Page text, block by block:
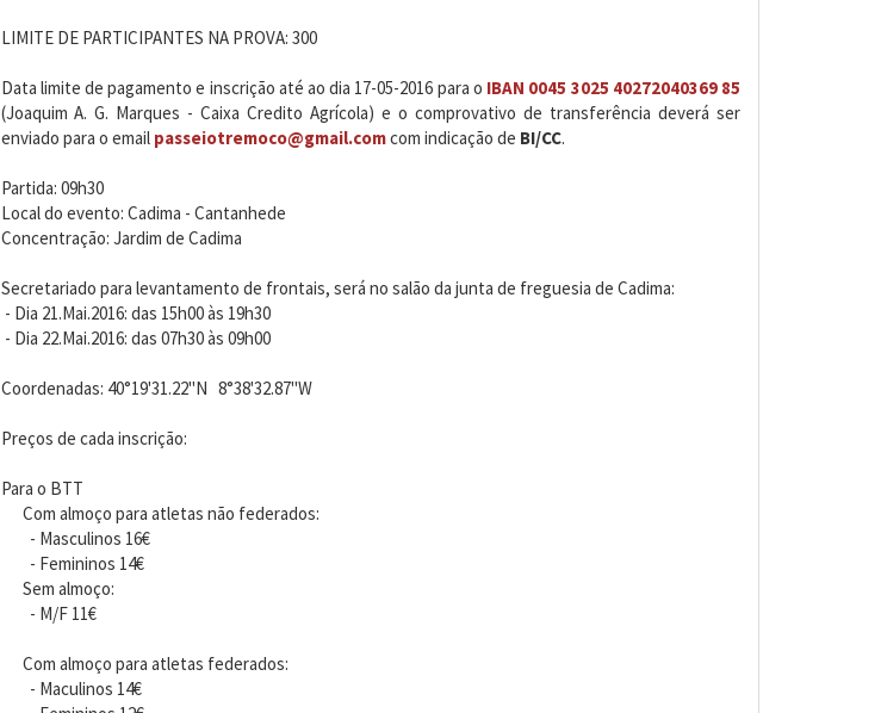
LIMITE DE PARTICIPANTES NA PROVA: 300
Data limite de pagamento e inscrição até ao dia 17-05-2016 para o IBAN 0045 3025 40272040369 85
(Joaquim A. G. Marques - Caixa Credito Agrícola) e o comprovativo de transferência deverá ser
enviado para o email passeiotremoco@gmail.comcom indicação de BI/CC.
Partida: 09h30
Local do evento: Cadima - Cantanhede
Concentração: Jardim de Cadima
Secretariado para levantamento de frontais, será no salão da junta de freguesia de Cadima:
- Dia 21.Mai.2016: das 15h00 às 19h30
- Dia 22.Mai.2016: das 07h30 às 09h00
Coordenadas: 40°19'31.22"N 8°38'32.87"W
Preços de cada inscrição:
Para o BTT
Com almoço para atletas não federados:
- Masculinos 16€
- Femininos 14€
Sem almoço:
- M/F 11€
Com almoço para atletas federados:
- Maculinos 14€